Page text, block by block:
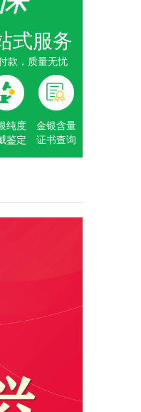
式服务
款，质量无忧
纯度
鉴定
金银含量
证书查询